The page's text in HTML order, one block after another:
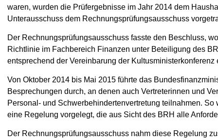
waren, wurden die Prüfergebnisse im Jahr 2014 dem
Unterausschuss dem Rechnungsprüfungsausschuss
Der Rechnungsprüfungsausschuss fasste den Beschluss,
Richtlinie im Fachbereich Finanzen unter Beteiligung des
entsprechend der Vereinbarung der Kultusministerkonferenz
Von Oktober 2014 bis Mai 2015 führte das
Besprechungen durch, an denen auch Vertreterinnen und
Personal- und Schwerbehindertenvertretung teilnahmen.
eine Regelung vorgelegt, die aus Sicht des BRH alle
Der Rechnungsprüfungsausschuss nahm diese Regelung